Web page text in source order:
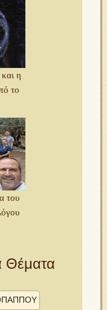
η
το
του
Θέματα